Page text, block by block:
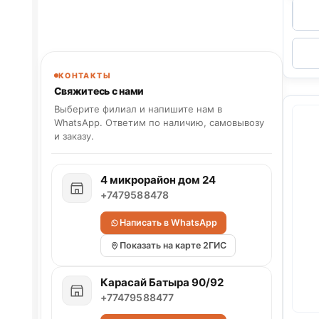
КОНТАКТЫ
Свяжитесь с нами
Выберите филиал и напишите нам в
WhatsApp. Ответим по наличию, самовывозу
и заказу.
4 микрорайон дом 24
+7479588478
Написать в WhatsApp
Показать на карте 2ГИС
Карасай Батыра 90/92
+77479588477